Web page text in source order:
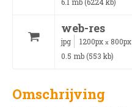
6.1 mb (6224 kb)
web-res
jpg 1200px x 800px
0.5 mb (553 kb)
Omschrijving